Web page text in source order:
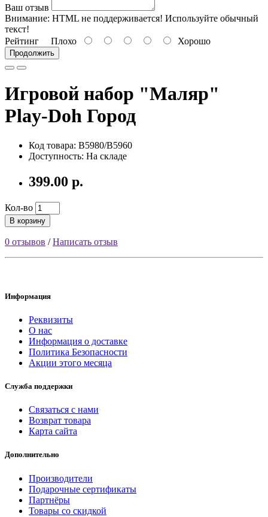
Ваш отзыв
Внимание: HTML не поддерживается! Используйте обычный
текст!
Рейтинг Плохо Хорошо
Продолжить
Игровой набор "Маляр"
Play-Doh Город
Код товара: B5980/B5960
Доступность: На складе
399.00 р.
Кол-во
В корзину
0 отзывов /Написать отзыв
Информация
Реквизиты
О нас
Информация о доставке
Политика Безопасности
Акции этого месяца
Служба поддержки
Связаться с нами
Возврат товара
Карта сайта
Дополнительно
Производители
Подарочные сертификаты
Партнёры
Товары со скидкой